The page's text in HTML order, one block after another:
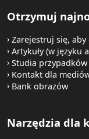
Otrzymuj
Zarejestruj się,
Artykuły (w języku
Studia przypadków
Kontakt dla
Bank obrazów
Narzędzia dla